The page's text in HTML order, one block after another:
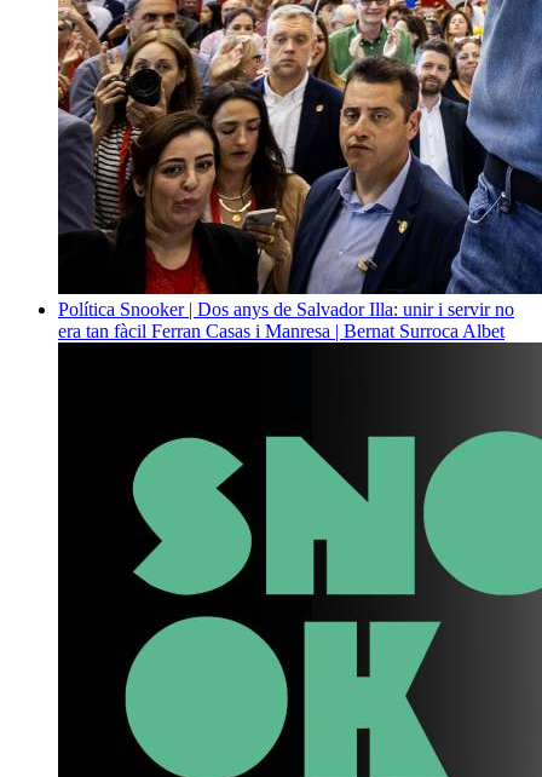
Política Snooker | Dos anys de Salvador Illa: unir i servir no
era tan fàcil Ferran Casas i Manresa | Bernat Surroca Albet